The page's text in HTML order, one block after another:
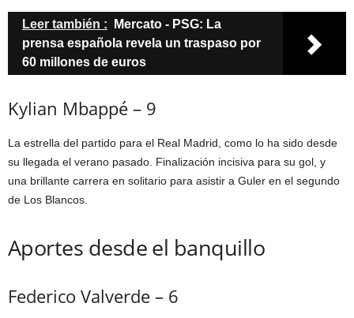
Leer también :
Mercato - PSG: La
prensa española revela un traspaso por
60 millones de euros
Kylian Mbappé – 9
La estrella del partido para el Real Madrid, como lo ha sido desde
su llegada el verano pasado. Finalización incisiva para su gol, y
una brillante carrera en solitario para asistir a Guler en el segundo
de Los Blancos.
Aportes desde el banquillo
Federico Valverde – 6